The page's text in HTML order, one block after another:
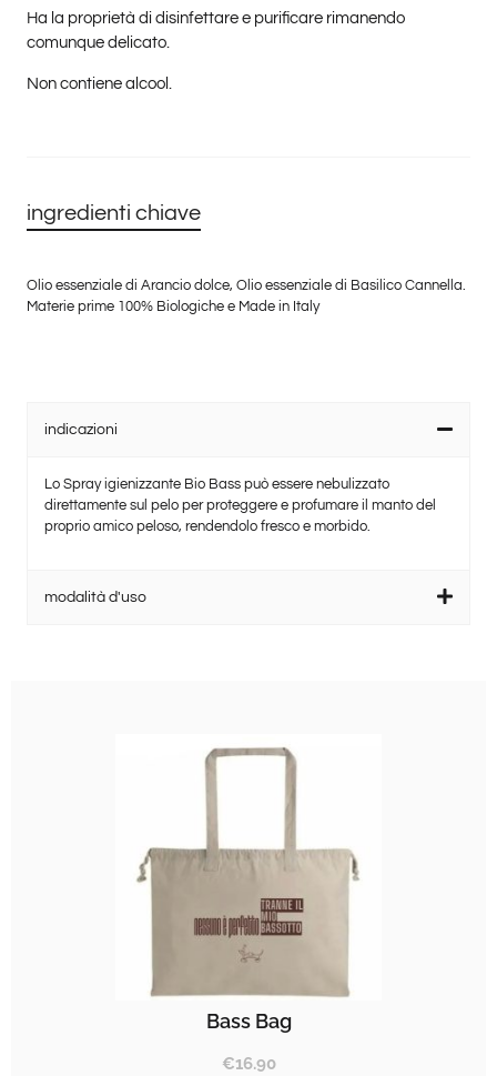
Ha la proprietà di disinfettare e purificare rimanendo
comunque delicato.
Non contiene alcool.
ingredienti chiave
Olio essenziale di Arancio dolce, Olio essenziale di Basilico Cannella.
Materie prime 100% Biologiche e Made in Italy
indicazioni
Lo Spray igienizzante Bio Bass può essere nebulizzato
direttamente sul pelo per proteggere e profumare il manto del
proprio amico peloso, rendendolo fresco e morbido.
modalità d'uso
Bass Bag
€16.90